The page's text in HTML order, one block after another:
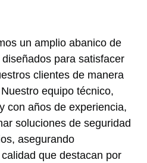
un amplio abanico de
para satisfacer
clientes de manera
equipo técnico,
con años de experiencia,
soluciones de seguridad
asegurando
que destacan por